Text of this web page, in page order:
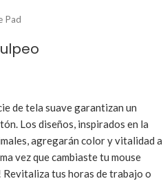
Pad
de tela suave garantizan un
Los diseños, inspirados en la
agregarán color y vitalidad a
vez que cambiaste tu mouse
Revitaliza tus horas de trabajo o